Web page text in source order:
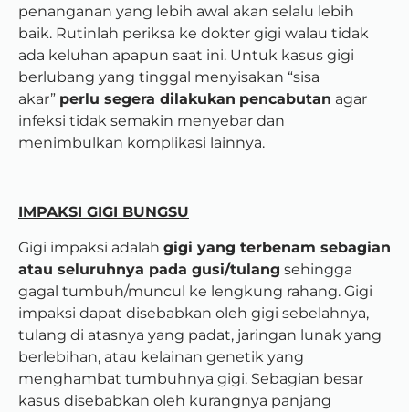
penanganan yang lebih awal akan selalu lebih
baik. Rutinlah periksa ke dokter gigi walau tidak
ada keluhan apapun saat ini. Untuk kasus gigi
berlubang yang tinggal menyisakan “sisa
akar” perlu segera dilakukan pencabutan agar
infeksi tidak semakin menyebar dan
menimbulkan komplikasi lainnya.
IMPAKSI GIGI BUNGSU
Gigi impaksi adalah gigi yang terbenam sebagian
atau seluruhnya pada gusi/tulang sehingga
gagal tumbuh/muncul ke lengkung rahang. Gigi
impaksi dapat disebabkan oleh gigi sebelahnya,
tulang di atasnya yang padat, jaringan lunak yang
berlebihan, atau kelainan genetik yang
menghambat tumbuhnya gigi. Sebagian besar
kasus disebabkan oleh kurangnya panjang